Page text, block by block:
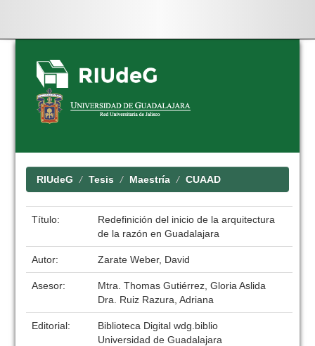
Skip
navigation
RIUdeG Tesis Maestría CUAAD
Título:
Redefinición del inicio de la arquitectura
de la razón en Guadalajara
Autor: Zarate Weber, David
Asesor:
Mtra. Thomas Gutiérrez, Gloria Aslida
Dra. Ruiz Razura, Adriana
Editorial:
Biblioteca Digital wdg.biblio
Universidad de Guadalajara